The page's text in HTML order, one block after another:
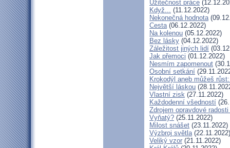
Užitečnost práce
Když... (11.12.2022)
Nekonečná hodnota
Cesta(06.12.2022)
Na kolenou (05.12.2022)
Bez lásky (04.12.2022)
Záležitost jiných lidí
Jak přemoci (01.12.2022)
Nesmím zapomenout
Osobní setkání
Krokodýl aneb můžeš
Největší láskou
Vlastní zisk (27.11.2022)
Každodenní všedností
Zdrojem opravdové
Vyňatý? (25.11.2022)
Milost snášet (23.11.2022)
Výzbroj světla(22.11.2022)
Veliký vzor (21.11.2022)